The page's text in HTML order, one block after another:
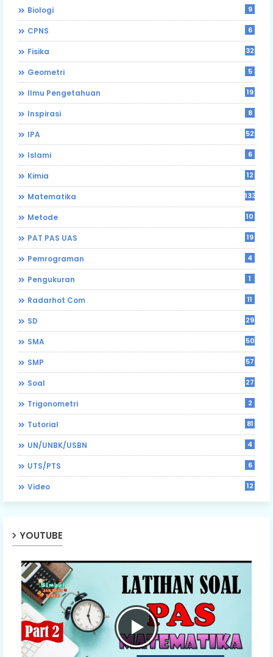
Biologi 9
CPNS 6
Fisika 32
Geometri 5
Ilmu Pengetahuan 19
Inspirasi 8
IPA 52
Islami 6
Kimia 12
Matematika 133
Metode 10
PAT PAS UAS 19
Pemrograman 4
Pengukuran 1
Radarhot Com 11
SD 29
SMA 50
SMP 57
Soal 27
Trigonometri 2
Tutorial 81
UN/UNBK/USBN 4
UTS/PTS 6
Video 12
YOUTUBE